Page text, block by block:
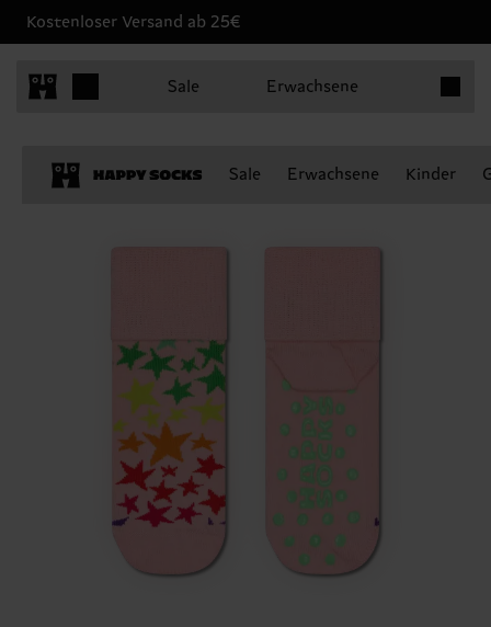
Kostenloser Versand ab 25€
Sale Erwachsene
Sale Erwachsene Kinder